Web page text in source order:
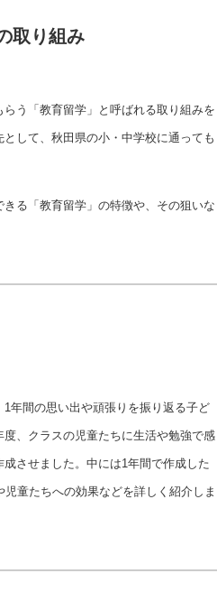
取り組み
う「教育留学」と呼ばれる取り組みを
して、秋田県の小・中学校に通っても
る「教育留学」の特徴や、その狙いな
年間の思い出や頑張りを振り返る子ど
、クラスの児童たちに生活や勉強で感
させました。中には1年間で作成した
童たちへの効果などを詳しく紹介しま